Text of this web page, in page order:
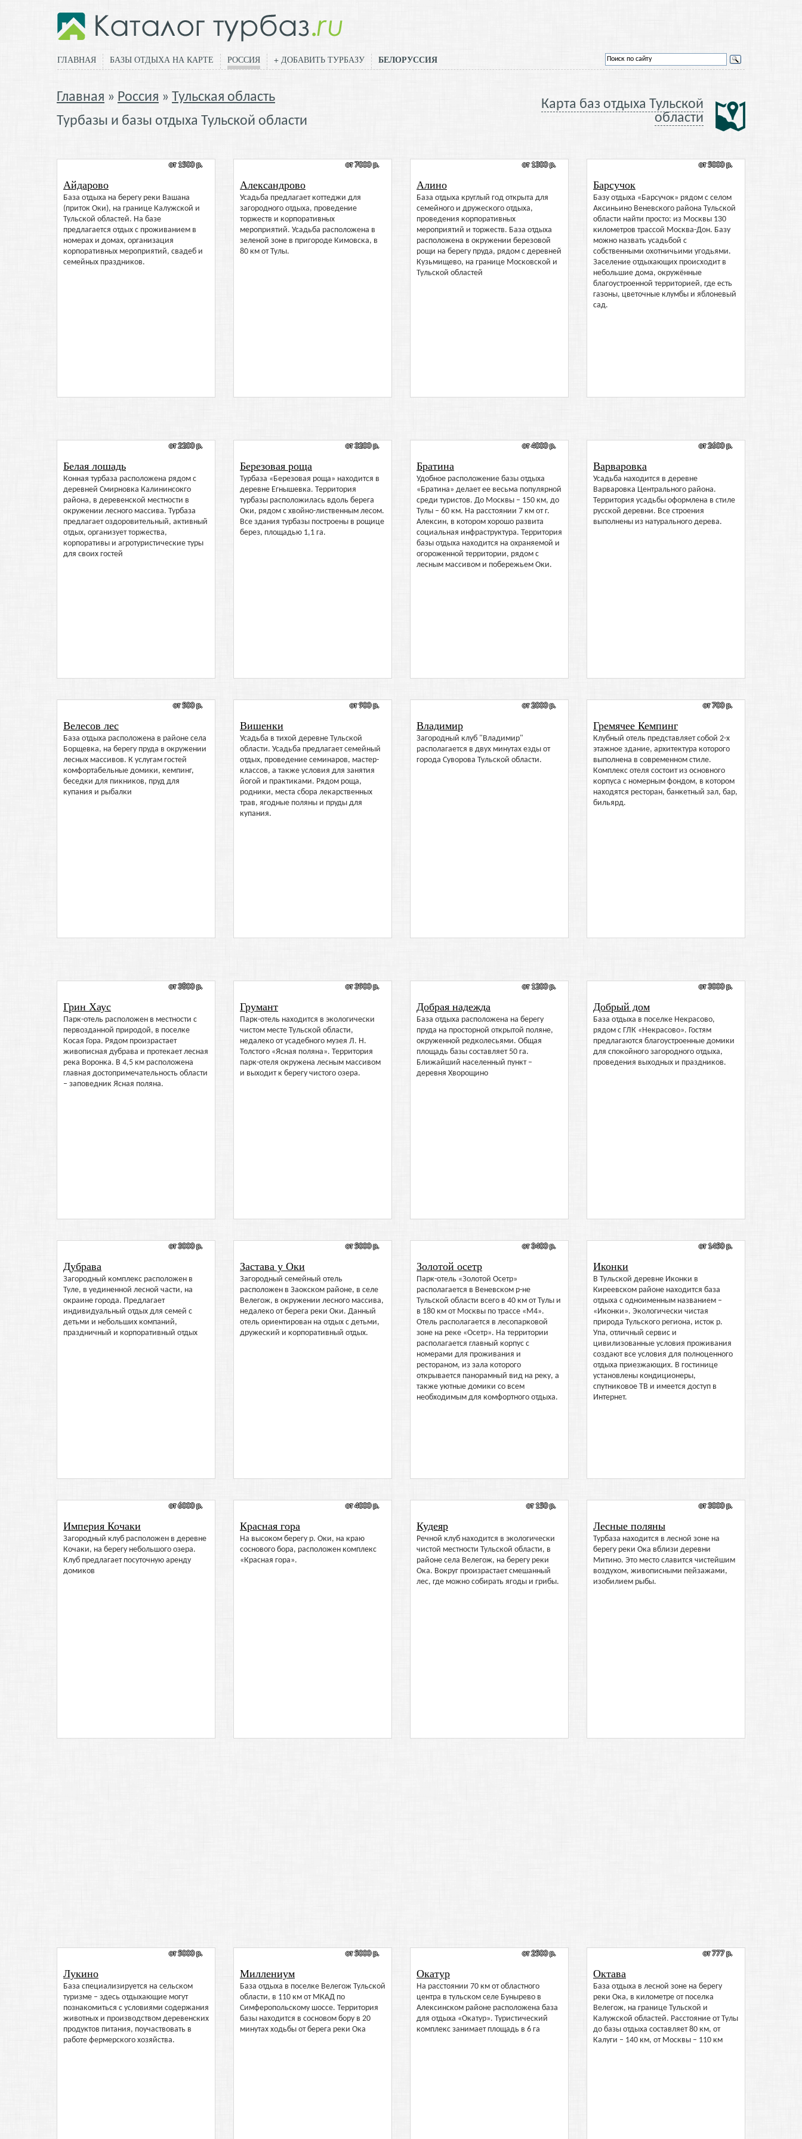
ГЛАВНАЯ БАЗЫ ОТДЫХА НА КАРТЕ РОССИЯ + ДОБАВИТЬ ТУРБАЗУ БЕЛОРУССИЯ
Главная Россия Тульская область
Карта баз отдыха Тульской
области
Турбазы и базы отдыха Тульской области
от 1500 р.
Айдарово
База отдыха на берегу реки Вашана
(приток Оки), на границе Калужской и
Тульской областей. На базе
предлагается отдых с проживанием в
номерах и домах, организация
корпоративных мероприятий, свадеб и
семейных праздников.
от 7000 р.
Александрово
Усадьба предлагает коттеджи для
загородного отдыха, проведение
торжеств и корпоративных
мероприятий. Усадьба расположена в
зеленой зоне в пригороде Кимовска, в
80 км от Тулы.
от 1300 р.
Алино
База отдыха круглый год открыта для
семейного и дружеского отдыха,
проведения корпоративных
мероприятий и торжеств. База отдыха
расположена в окружении березовой
рощи на берегу пруда, рядом с деревней
Кузьмищево, на границе Московской и
Тульской областей
от 5000 р.
Барсучок
Базу отдыха «Барсучок» рядом с селом
Аксиньино Веневского района Тульской
области найти просто: из Москвы 130
километров трассой Москва-Дон. Базу
можно назвать усадьбой с
собственными охотничьими угодьями.
Заселение отдыхающих происходит в
небольшие дома, окружённые
благоустроенной территорией, где есть
газоны, цветочные клумбы и яблоневый
сад.
от 2200 р.
Белая лошадь
Конная турбаза расположена рядом с
деревней Смирновка Калининсокго
района, в деревенской местности в
окружении лесного массива. Турбаза
предлагает оздоровительный, активный
отдых, организует торжества,
корпоративы и агротуристические туры
для своих гостей
от 3200 р.
Березовая роща
Турбаза «Березовая роща» находится в
деревне Егнышевка. Территория
турбазы расположилась вдоль берега
Оки, рядом с хвойно-лиственным лесом.
Все здания турбазы построены в рощице
берез, площадью 1,1 га.
от 4000 р.
Братина
Удобное расположение базы отдыха
«Братина» делает ее весьма популярной
среди туристов. До Москвы – 150 км, до
Тулы – 60 км. На расстоянии 7 км от г.
Алексин, в котором хорошо развита
социальная инфраструктура. Территория
базы отдыха находится на охраняемой и
огороженной территории, рядом с
лесным массивом и побережьем Оки.
от 2600 р.
Варваровка
Усадьба находится в деревне
Варваровка Центрального района.
Территория усадьбы оформлена в стиле
русской деревни. Все строения
выполнены из натурального дерева.
от 500 р.
Велесов лес
База отдыха расположена в районе села
Борщевка, на берегу пруда в окружении
лесных массивов. К услугам гостей
комфортабельные домики, кемпинг,
беседки для пикников, пруд для
купания и рыбалки
от 900 р.
Вишенки
Усадьба в тихой деревне Тульской
области. Усадьба предлагает семейный
отдых, проведение семинаров, мастер-
классов, а также условия для занятия
йогой и практиками. Рядом роща,
родники, места сбора лекарственных
трав, ягодные поляны и пруды для
купания.
от 2000 р.
Владимир
Загородный клуб "Владимир"
располагается в двух минутах езды от
города Суворова Тульской области.
от 700 р.
Гремячее Кемпинг
Клубный отель представляет собой 2-х
этажное здание, архитектура которого
выполнена в современном стиле.
Комплекс отеля состоит из основного
корпуса с номерным фондом, в котором
находятся ресторан, банкетный зал, бар,
бильярд.
от 3800 р.
Грин Хаус
Парк-отель расположен в местности с
первозданной природой, в поселке
Косая Гора. Рядом произрастает
живописная дубрава и протекает лесная
река Воронка. В 4,5 км расположена
главная достопримечательность области
– заповедник Ясная поляна.
от 3900 р.
Грумант
Парк-отель находится в экологически
чистом месте Тульской области,
недалеко от усадебного музея Л. Н.
Толстого «Ясная поляна». Территория
парк-отеля окружена лесным массивом
и выходит к берегу чистого озера.
от 1200 р.
Добрая надежда
База отдыха расположена на берегу
пруда на просторной открытой поляне,
окруженной редколесьями. Общая
площадь базы составляет 50 га.
Ближайший населенный пункт –
деревня Хворощино
от 3000 р.
Добрый дом
База отдыха в поселке Некрасово,
рядом с ГЛК «Некрасово». Гостям
предлагаются благоустроенные домики
для спокойного загородного отдыха,
проведения выходных и праздников.
от 3000 р.
Дубрава
Загородный комплекс расположен в
Туле, в уединенной лесной части, на
окраине города. Предлагает
индивидуальный отдых для семей с
детьми и небольших компаний,
праздничный и корпоративный отдых
от 5000 р.
Застава у Оки
Загородный семейный отель
расположен в Заокском районе, в селе
Велегож, в окружении лесного массива,
недалеко от берега реки Оки. Данный
отель ориентирован на отдых с детьми,
дружеский и корпоративный отдых.
от 3400 р.
Золотой осетр
Парк-отель «Золотой Осетр»
располагается в Веневском р-не
Тульской области всего в 40 км от Тулы и
в 180 км от Москвы по трассе «М4».
Отель располагается в лесопарковой
зоне на реке «Осетр». На территории
располагается главный корпус с
номерами для проживания и
рестораном, из зала которого
открывается панорамный вид на реку, а
также уютные домики со всем
необходимым для комфортного отдыха.
от 1450 р.
Иконки
В Тульской деревне Иконки в
Киреевском районе находится база
отдыха с одноименным названием –
«Иконки». Экологически чистая
природа Тульского региона, исток р.
Упа, отличный сервис и
цивилизованные условия проживания
создают все условия для полноценного
отдыха приезжающих. В гостинице
установлены кондиционеры,
спутниковое ТВ и имеется доступ в
Интернет.
от 6000 р.
Империя Кочаки
Загородный клуб расположен в деревне
Кочаки, на берегу небольшого озера.
Клуб предлагает посуточную аренду
домиков
от 4000 р.
Красная гора
На высоком берегу р. Оки, на краю
соснового бора, расположен комплекс
«Красная гора».
от 150 р.
Кудеяр
Речной клуб находится в экологически
чистой местности Тульской области, в
районе села Велегож, на берегу реки
Ока. Вокруг произрастает смешанный
лес, где можно собирать ягоды и грибы.
от 3000 р.
Лесные поляны
Турбаза находится в лесной зоне на
берегу реки Ока вблизи деревни
Митино. Это место славится чистейшим
воздухом, живописными пейзажами,
изобилием рыбы.
от 5000 р.
Лукино
База специализируется на сельском
туризме – здесь отдыхающие могут
познакомиться с условиями содержания
животных и производством деревенских
продуктов питания, поучаствовать в
работе фермерского хозяйства.
от 5000 р.
Миллениум
База отдыха в поселке Велегож Тульской
области, в 110 км от МКАД по
Симферопольскому шоссе. Территория
базы находится в сосновом бору в 20
минутах ходьбы от берега реки Ока
от 2500 р.
Окатур
На расстоянии 70 км от областного
центра в тульском селе Бунырево в
Алексинском районе расположена база
для отдыха «Окатур». Туристический
комплекс занимает площадь в 6 га
от 777 р.
Октава
База отдыха в лесной зоне на берегу
реки Ока, в километре от поселка
Велегож, на границе Тульской и
Калужской областей. Расстояние от Тулы
до базы отдыха составляет 80 км, от
Калуги – 140 км, от Москвы – 110 км